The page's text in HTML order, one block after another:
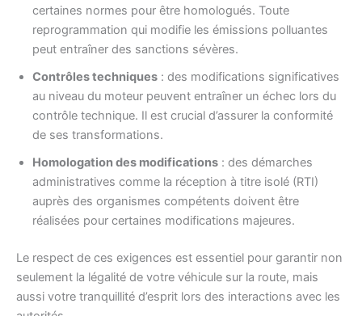
certaines normes pour être homologués. Toute
reprogrammation qui modifie les émissions polluantes
peut entraîner des sanctions sévères.
Contrôles techniques : des modifications significatives
au niveau du moteur peuvent entraîner un échec lors du
contrôle technique. Il est crucial d’assurer la conformité
de ses transformations.
Homologation des modifications : des démarches
administratives comme la réception à titre isolé (RTI)
auprès des organismes compétents doivent être
réalisées pour certaines modifications majeures.
Le respect de ces exigences est essentiel pour garantir non
seulement la légalité de votre véhicule sur la route, mais
aussi votre tranquillité d’esprit lors des interactions avec les